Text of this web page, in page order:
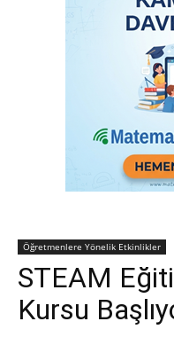
Öğretmenlere Yönelik Etkinlikler
STEAM
Kursu